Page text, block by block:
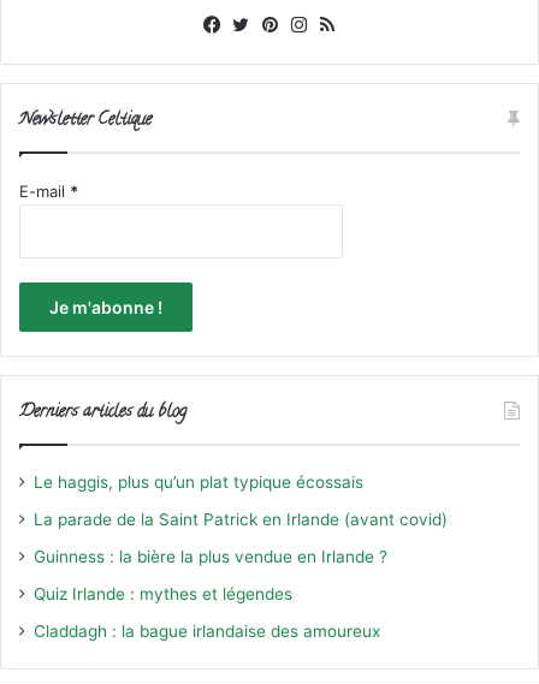
Facebook
X PinterestInstagram
Newsletter Celtique
E-mail *
Derniers articles du blog
Le haggis, plus qu’un plat typique écossais
La parade de la Saint Patrick en Irlande (avant covid)
Guinness : la bière la plus vendue en Irlande ?
Quiz Irlande : mythes et légendes
Claddagh : la bague irlandaise des amoureux